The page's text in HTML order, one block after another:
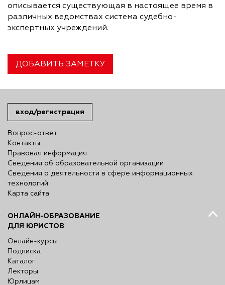
описывается существующая в настоящее время в
различных ведомствах система судебно-
экспертных учреждений.
ДОБАВИТЬ ЗАМЕТКУ
вход/регистрация
Вопрос-ответ
Контакты
Правовая информация
Сведения об образовательной организации
Сведения о деятельности в сфере информационных
технологий
Карта сайта
ОНЛАЙН-ОБРАЗОВАНИЕ
ДЛЯ ЮРИСТОВ
Онлайн-курсы
Подписка
Каталог
Лекторы
Юрлицам